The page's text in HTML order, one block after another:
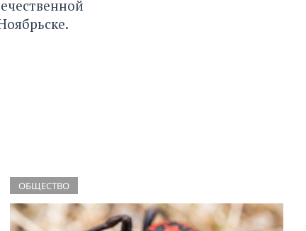
ОБЩЕСТВО